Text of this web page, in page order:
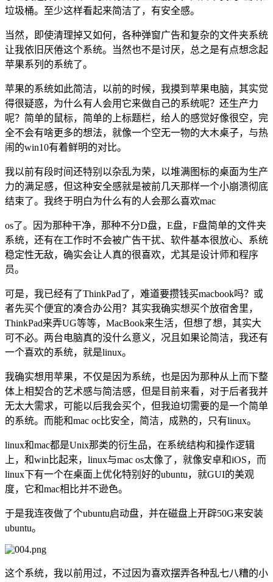
垃圾桶。至少这样看起来简洁了，有安全感。
当然，即使清理掉又如何，各种弹窗广告和复杂的文件夹系统
让我依旧厌倦这个系统。当然也不是讨厌，总之是有点想念起
苹果系列的系统了。
苹果的系统如此简洁，以前的时候，我摸到苹果电脑，其实觉
得很疑惑，为什么有人会用它来做自己的系统呢？还生产力
呢？简单的鼠标，简单的上标题栏，给人的感觉好像很空，完
全不会有啥更多的想法，就像一个空无一物的大木桌子，与热
闹的win10有着鲜明的对比。
我以前有段时间还特别以杂乱为荣，以堆满图标的桌面为生产
力的满足感，但这种安全感就是被前几天那样一个小崩溃彻底
结束了。我终于明白为什么有的人会那么喜欢mac
os了。因为那种干净，那种不分D盘，E盘，F盘简单的文件夹
系统，还有在工作时不会被广告干扰、软件基本很放心、系统
稳定性无敌，确实会让人真的很喜欢，尤其是设计师和程序
员。
可是，我已经有了ThinkPad了，难道要攒钱买macbook吗？或
者先买个便宜的凑合办公用？其实我确实想买个放宿舍里，
ThinkPad来弄UG等等，MacBook来生活，但想了想，其实大
可不必。两台电脑真的没什么意义，况且如果论简洁，我还有
一个喜欢的系统，就是linux。
我确实想用苹果，不仅是因为系统，也是因为那种从上而下整
体上相契合的艺术感与简洁感，但是目前来看，对于后者我并
无太大需求，可能以后我会买个，但我迫切需要的是一个简单
的系统。而能和mac oc比安全，简洁，成熟的，只有linux。
linux和mac都是Unix那类的衍生品，在系统结构和操作逻辑
上，和win比起来，linux与mac os太像了，就像安卓和iOS，而
linux下有一个在桌面上优化特别好的ubuntu，就GUI的美观
度，它和mac相比并不逊色。
于是我连夜做了个ubuntu启动盘，并在磁盘上开辟50G来安装
ubuntu。
这个系统，我以前用过，不过因为喜欢摆弄各种乱七八糟的小